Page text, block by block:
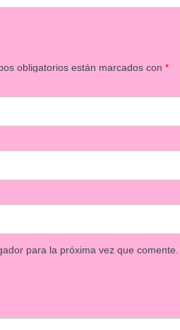
obligatorios están marcados con*
para la próxima vez que comente.